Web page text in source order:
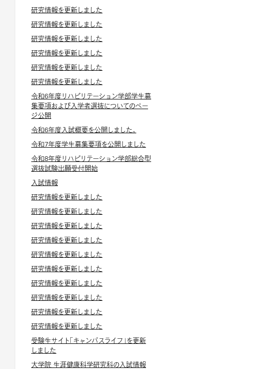
研究情報を更新しました
研究情報を更新しました
研究情報を更新しました
研究情報を更新しました
研究情報を更新しました
研究情報を更新しました
令和6年度リハビリテーション学部学生募
集要項および入学者選抜についてのペー
ジ公開
令和6年度入試概要を公開しました。
令和7年度学生募集要項を公開しました
令和8年度リハビリテーション学部総合型
選抜試験出願受付開始
入試情報
研究情報を更新しました
研究情報を更新しました
研究情報を更新しました
研究情報を更新しました
研究情報を更新しました
研究情報を更新しました
研究情報を更新しました
研究情報を更新しました
研究情報を更新しました
研究情報を更新しました
受験生サイト「キャンパスライフ」を更新
しました
大学院 生涯健康科学研究科の入試情報